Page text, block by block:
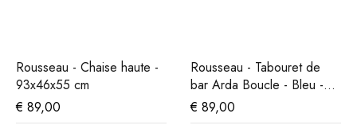
Rousseau - Chaise haute -
93x46x55 cm
€ 89,00
Rousseau - Tabouret de
bar Arda Boucle - Bleu -
86x49x46 cm
€ 89,00